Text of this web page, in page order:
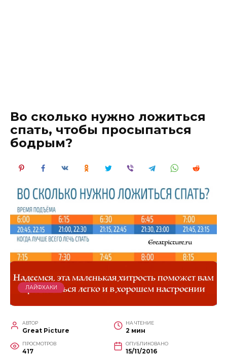
Во сколько нужно ложиться
спать, чтобы просыпаться
бодрым?
ЛАЙФХАКИ
АВТОР
Great Picture
НА ЧТЕНИЕ
2 мин
ПРОСМОТРОВ
417
ОПУБЛИКОВАНО
15/11/2016